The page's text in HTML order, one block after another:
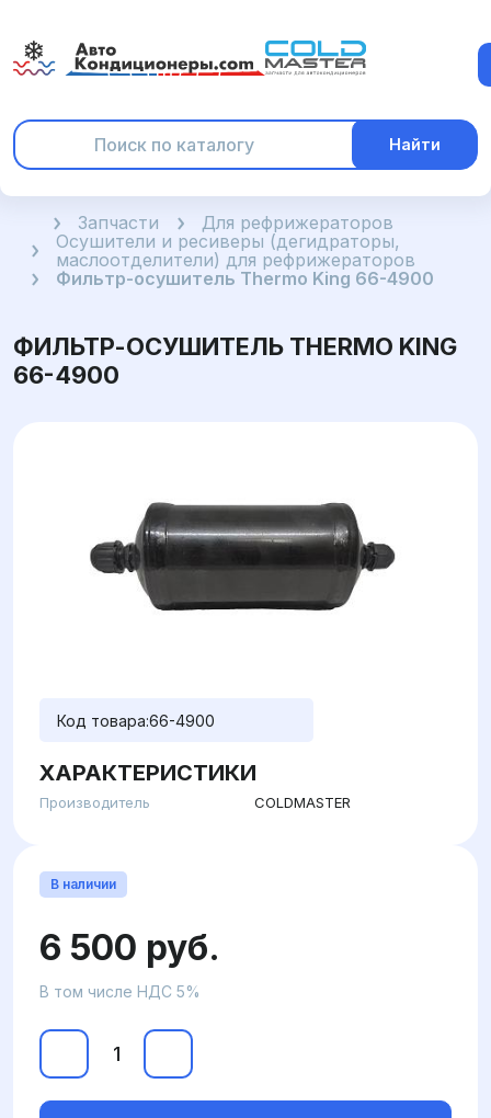
Найти
ГлавнаяЗапчасти
Для рефрижераторов
Осушители и ресиверы (дегидраторы,
маслоотделители) для рефрижераторов
Фильтр-осушитель Thermo King 66-4900
ФИЛЬТР-ОСУШИТЕЛЬ THERMO KING
66-4900
Код товара:66-4900
ХАРАКТЕРИСТИКИ
Производитель COLDMASTER
В наличии
6 500 руб.
В том числе НДС 5%